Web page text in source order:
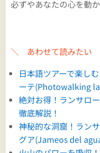
必ずやあなたの心を動
＼ あわせて読みたい
日本語ツアーで楽し
ーテ(Photowalking
絶対お得！ランサロ
徹底解説！
神秘的な洞窟！ラン
グア(Jameos del